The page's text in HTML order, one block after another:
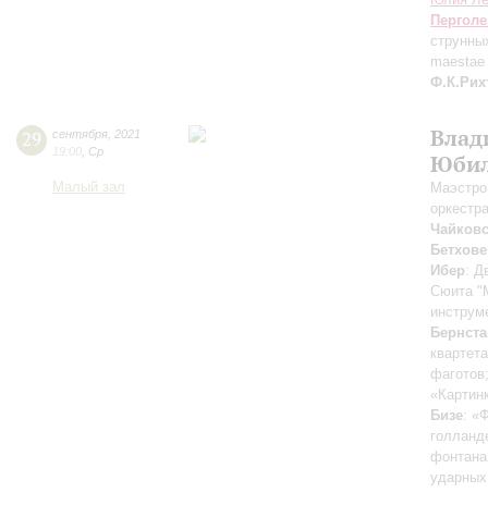
29 сентября 2021
19:00 Ср
Малый зал
Ибер:
Сюита
Бизе: